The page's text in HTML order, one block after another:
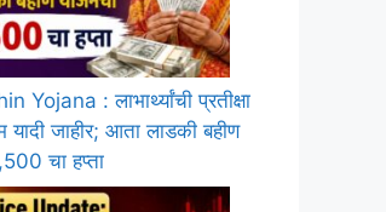
Yojana : लाभार्थ्यांची प्रतीक्षा
यादी जाहीर; आता लाडकी बहीण
चा हप्ता